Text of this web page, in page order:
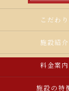
こだわり
施設紹介
料金案内
施設の特